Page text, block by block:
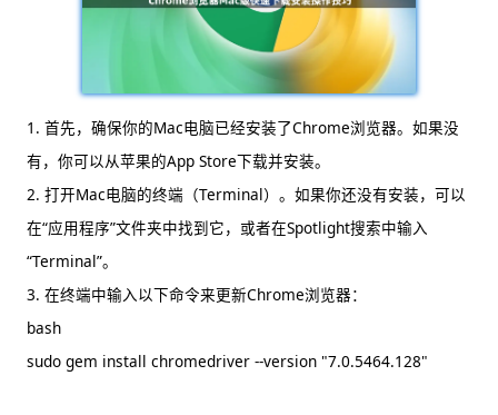
1. 首先，确保你的Mac电脑已经安装了Chrome浏览器。如果没
有，你可以从苹果的App Store下载并安装。
2. 打开Mac电脑的终端（Terminal）。如果你还没有安装，可以
在“应用程序”文件夹中找到它，或者在Spotlight搜索中输入
“Terminal”。
3. 在终端中输入以下命令来更新Chrome浏览器：
bash
sudo gem install chromedriver --version "7.0.5464.128"